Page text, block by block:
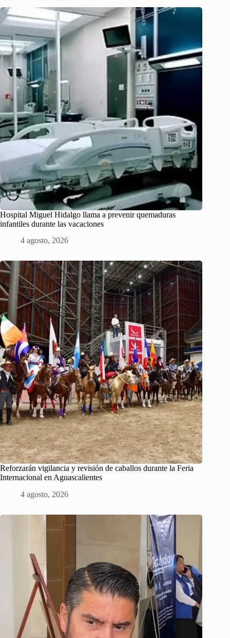
Hospital Miguel Hidalgo llama a prevenir quemaduras
infantiles durante las vacaciones
4 agosto, 2026
Reforzarán vigilancia y revisión de caballos durante la Feria
Internacional en Aguascalientes
4 agosto, 2026